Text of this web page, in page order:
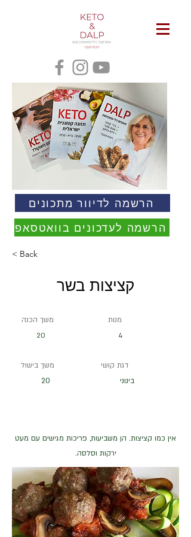
הרשמה לדיוור מתכונים
הרשמה לעדכונים בוואטסאפ
< Back
קציצות בשר
משך הכנה
20
משך בישול
20
מנות
4
דגת קושי
בינוני
אין כמו קציצות. הן משביעות, פריכות מגישים עם מעט
ירקות וסלסה.